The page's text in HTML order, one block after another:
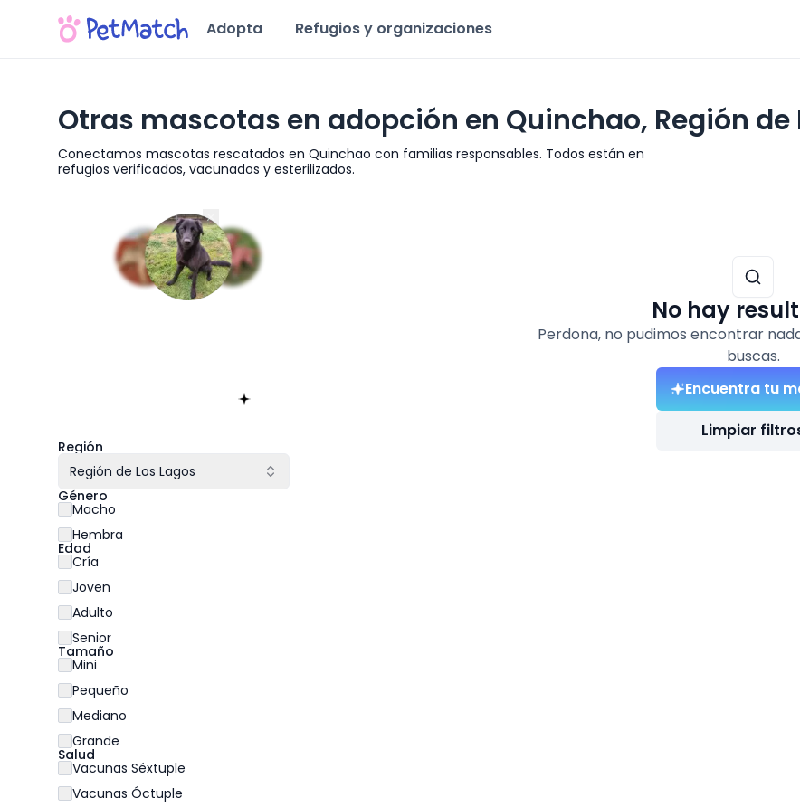
Adopta Refugios y organizaciones
Otras mascotas en adopción en Quinchao, Región de
Conectamos mascotas rescatados en Quinchao con familias responsables. Todos están en
refugios verificados, vacunados y esterilizados.
Región de Los Lagos
Región
Región de Los Lagos
Género
Macho
Hembra
Edad
Cría
Joven
Adulto
Senior
Tamaño
Mini
Pequeño
Mediano
Grande
Salud
Vacunas Séxtuple
Vacunas Óctuple
No hay
Perdona, no pudimos encontrar
buscas.
Encuentra tu
Limpiar